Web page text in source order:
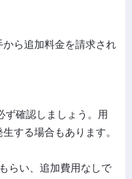
ら追加料金を請求され
ず確認しましょう。用
する場合もあります。
らい、追加費用なしで